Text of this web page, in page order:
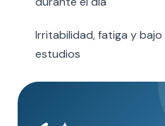
Irritabilidad, fatiga y
estudios